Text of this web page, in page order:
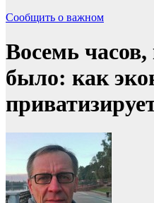
Сообщить о важном
Восемь
было: как